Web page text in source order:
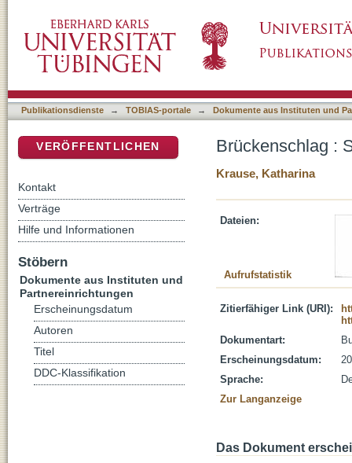
Publikationsdienste → TOBIAS-portale → Dokumente aus Instituten und
Brückenschlag :
Krause, Katharina
Dateien:
Aufrufstatistik
Zitierfähiger Link (URI):
Dokumentart:
Erscheinungsdatum:
Sprache:
Zur Langanzeige
Das Dokument
VERÖFFENTLICHEN
Kontakt
Verträge
Hilfe und Informationen
Stöbern
Dokumente aus Instituten und
Partnereinrichtungen
Erscheinungsdatum
Autoren
Titel
DDC-Klassifikation